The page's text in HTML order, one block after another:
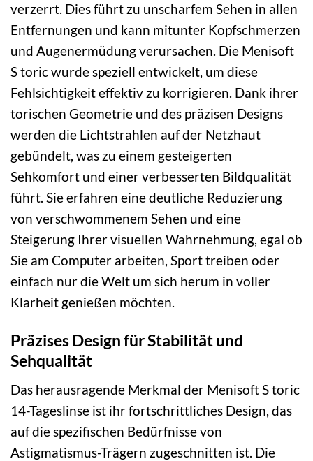
verzerrt. Dies führt zu unscharfem Sehen in allen
Entfernungen und kann mitunter Kopfschmerzen
und Augenermüdung verursachen. Die Menisoft
S toric wurde speziell entwickelt, um diese
Fehlsichtigkeit effektiv zu korrigieren. Dank ihrer
torischen Geometrie und des präzisen Designs
werden die Lichtstrahlen auf der Netzhaut
gebündelt, was zu einem gesteigerten
Sehkomfort und einer verbesserten Bildqualität
führt. Sie erfahren eine deutliche Reduzierung
von verschwommenem Sehen und eine
Steigerung Ihrer visuellen Wahrnehmung, egal ob
Sie am Computer arbeiten, Sport treiben oder
einfach nur die Welt um sich herum in voller
Klarheit genießen möchten.
Präzises Design für Stabilität und
Sehqualität
Das herausragende Merkmal der Menisoft S toric
14-Tageslinse ist ihr fortschrittliches Design, das
auf die spezifischen Bedürfnisse von
Astigmatismus-Trägern zugeschnitten ist. Die